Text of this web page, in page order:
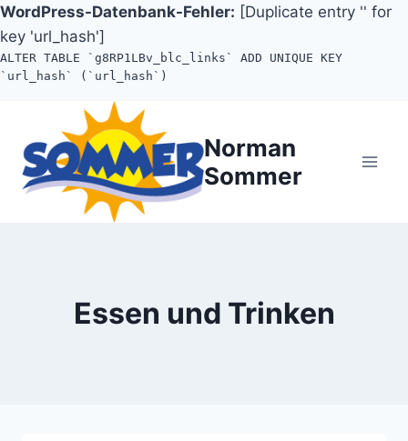
WordPress-Datenbank-Fehler: [Duplicate entry '' for
key 'url_hash']
ALTER TABLE `g8RP1LBv_blc_links` ADD UNIQUE KEY
`url_hash` (`url_hash`)
springen
Norman
Sommer
Essen und Trinken